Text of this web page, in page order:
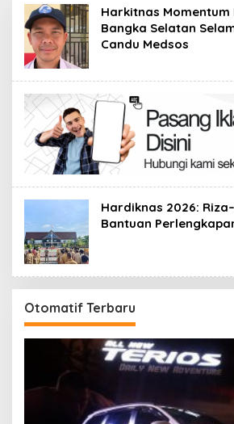
Harkitnas
Bangka Selatan
Candu Medsos
Hardiknas 2026:
Bantuan
Otomatif Terbaru